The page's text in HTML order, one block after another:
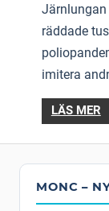
Järnlungan
räddade
imitera
LÄS MER
MONC –